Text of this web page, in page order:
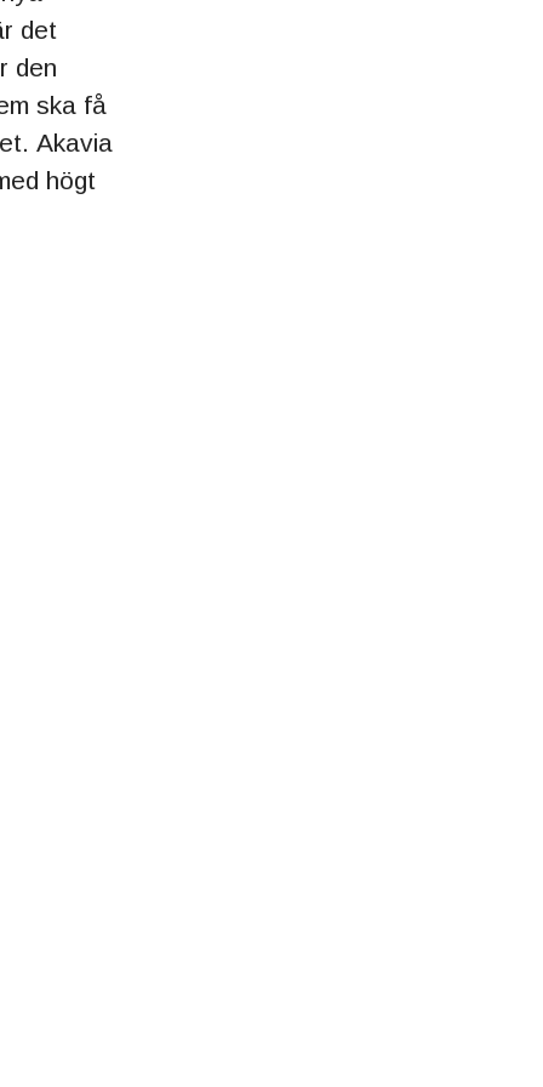
det
den
ska få
Akavia
högt